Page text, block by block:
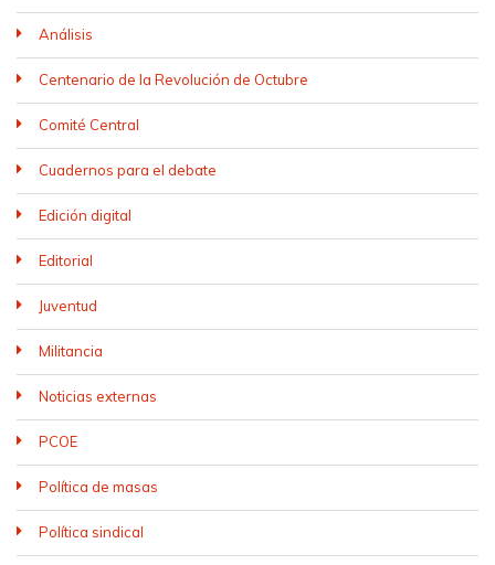
Análisis
Centenario de la Revolución de Octubre
Comité Central
Cuadernos para el debate
Edición digital
Editorial
Juventud
Militancia
Noticias externas
PCOE
Política de masas
Política sindical